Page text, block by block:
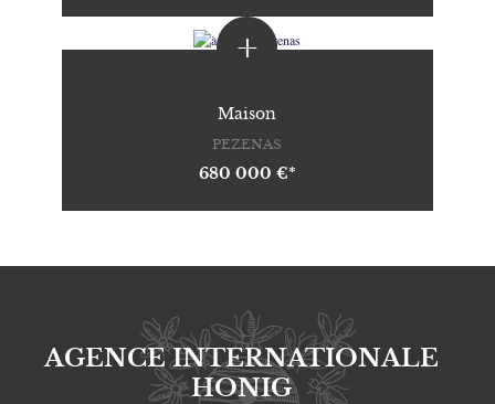
+
Maison
PEZENAS
680 000 €*
AGENCE INTERNATIONALE
HONIG